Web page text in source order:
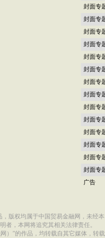
封面专
封面专
封面专
封面专
封面专
封面专
封面专
封面专
封面专
封面专
封面专
封面专
封面专
封面专
广告
版权均属于中国贸易金融网，未经
者，本网将追究其相关法律责任。
）”的作品，均转载自其它媒体，转